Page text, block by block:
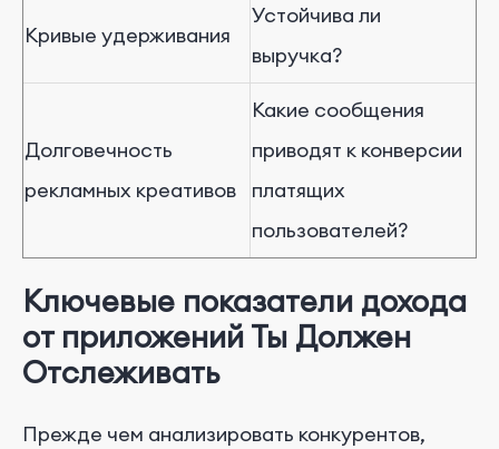
Кривые удерживания
Устойчива ли
выручка?
Долговечность
рекламных креативов
Какие сообщения
приводят к конверсии
платящих
пользователей?
Ключевые показатели дохода
от приложений Ты Должен
Отслеживать
Прежде чем анализировать конкурентов,